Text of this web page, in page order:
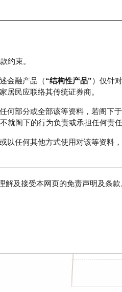
约束。
金融产品（“结构性产品”）仅针
居民应联络其传统证券商。
何部分或全部该等资料，若阁下
就阁下的行为负责或承担任何责任
以任何其他方式使用对该等资料
解及接受本网页的免责声明及条款